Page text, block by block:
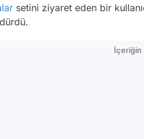
setini ziyaret eden bir
İçeriğin